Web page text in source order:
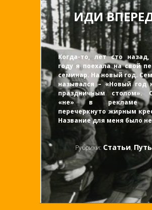
ИДИ
Когда-то, лет сто
году я поехала на свой
семинар. На новый год.
назывался – «Новый год
праздничным столом».
«не» в рекламе
перечеркнуто жирным
Название для меня было
Рубрики: Статьи, Путь